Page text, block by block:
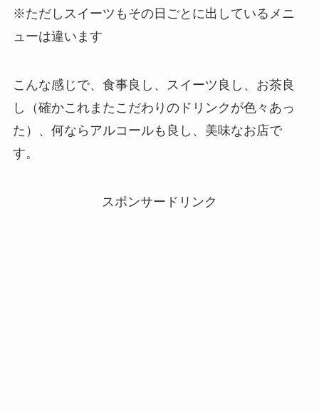
※ただしスイーツもその日ごとに出しているメニ
ューは違います
こんな感じで、食事良し、スイーツ良し、お茶良
し（確かこれまたこだわりのドリンクが色々あっ
た）、何ならアルコールも良し、美味なお店で
す。
スポンサードリンク